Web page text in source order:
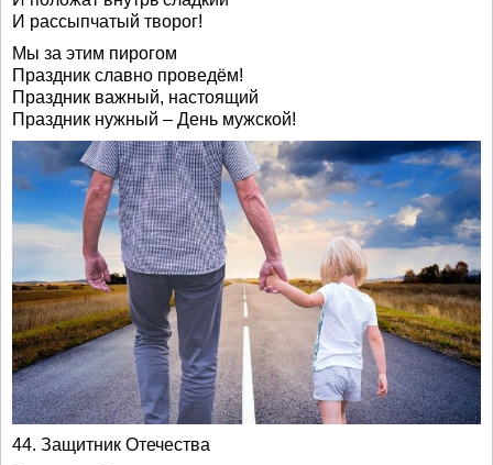
И рассыпчатый творог!
Мы за этим пирогом
Праздник славно проведём!
Праздник важный, настоящий
Праздник нужный – День мужской!
44. Защитник Отечества